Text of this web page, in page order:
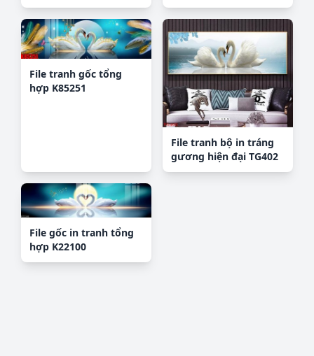
File tranh gốc tổng
hợp K85251
File tranh bộ in tráng
gương hiện đại TG402
File gốc in tranh tổng
hợp K22100